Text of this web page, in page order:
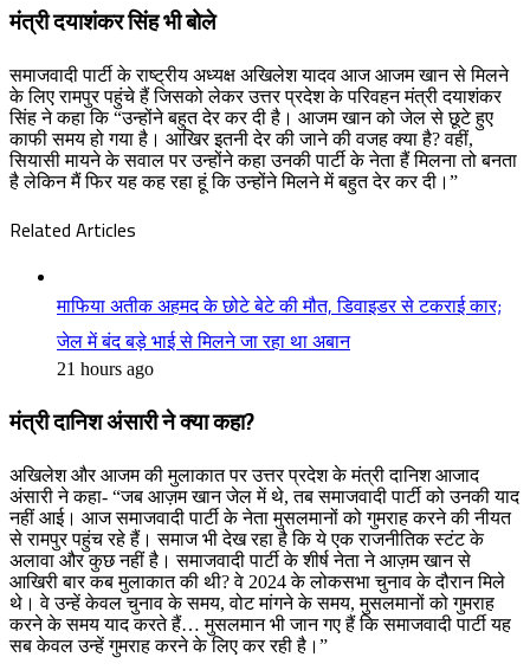
मंत्री दयाशंकर सिंह भी बोले
समाजवादी पार्टी के राष्ट्रीय अध्यक्ष अखिलेश यादव आज आजम खान से मिलने
के लिए रामपुर पहुंचे हैं जिसको लेकर उत्तर प्रदेश के परिवहन मंत्री दयाशंकर
सिंह ने कहा कि “उन्होंने बहुत देर कर दी है। आजम खान को जेल से छूटे हुए
काफी समय हो गया है। आखिर इतनी देर की जाने की वजह क्या है? वहीं,
सियासी मायने के सवाल पर उन्होंने कहा उनकी पार्टी के नेता हैं मिलना तो बनता
है लेकिन मैं फिर यह कह रहा हूं कि उन्होंने मिलने में बहुत देर कर दी।”
Related Articles
माफिया अतीक अहमद के छोटे बेटे की मौत, डिवाइडर से टकराई कार;
जेल में बंद बड़े भाई से मिलने जा रहा था अबान
21 hours ago
मंत्री दानिश अंसारी ने क्या कहा?
अखिलेश और आजम की मुलाकात पर उत्तर प्रदेश के मंत्री दानिश आजाद
अंसारी ने कहा- “जब आज़म खान जेल में थे, तब समाजवादी पार्टी को उनकी याद
नहीं आई। आज समाजवादी पार्टी के नेता मुसलमानों को गुमराह करने की नीयत
से रामपुर पहुंच रहे हैं। समाज भी देख रहा है कि ये एक राजनीतिक स्टंट के
अलावा और कुछ नहीं है। समाजवादी पार्टी के शीर्ष नेता ने आज़म खान से
आखिरी बार कब मुलाकात की थी? वे 2024 के लोकसभा चुनाव के दौरान मिले
थे। वे उन्हें केवल चुनाव के समय, वोट मांगने के समय, मुसलमानों को गुमराह
करने के समय याद करते हैं… मुसलमान भी जान गए हैं कि समाजवादी पार्टी यह
सब केवल उन्हें गुमराह करने के लिए कर रही है।”